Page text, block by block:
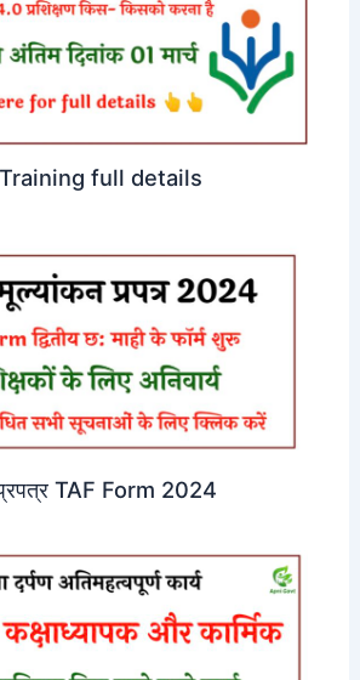
full details
TAF Form 2024